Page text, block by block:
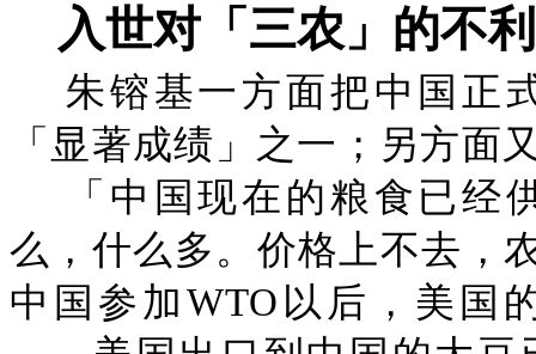
入世对「三农」的不
朱镕基一方面把中国正
「显著成绩」之一；另方面
「中国现在的粮食已经
么，什么多。价格上不去，
中国参加WTO以后，美国